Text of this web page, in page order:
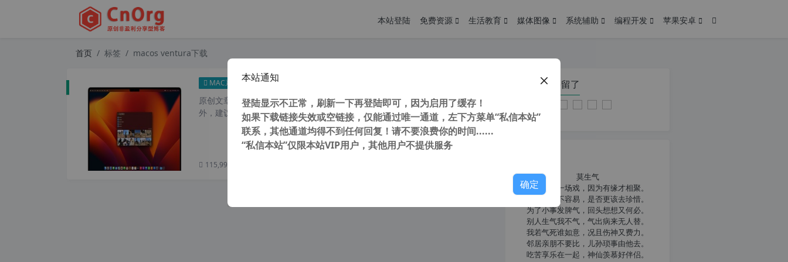
本站登陆 免费资源 生活教育 媒体图像 系统辅助 编程开发 苹果安卓
首页 标签 macos ventura下载
MAC系统 macOS Ventura 13.5 原版引导镜像
原创文章，转载请注明： 转载自 cnorg.12hp.de 注意： 由于网站空间位于国
外，建议避开晚上的访问高...
115,993 次浏览
您在本页停留了
莫生气
人生就像一场戏，因为有缘才相聚。
相扶到老不容易，是否更该去珍惜。
为了小事发脾气，回头想想又何必。
别人生气我不气，气出病来无人替。
我若气死谁如意，况且伤神又费力。
邻居亲朋不要比，儿孙琐事由他去。
吃苦享乐在一起，神仙羡慕好伴侣。
本站通知
登陆显示不正常，刷新一下再登陆即可，因为启用了缓存！
如果下载链接失效或空链接，仅能通过唯一通道，左下方菜单“私信本站”
联系，其他通道均得不到任何回复！请不要浪费你的时间......
“私信本站”仅限本站VIP用户，其他用户不提供服务
确定